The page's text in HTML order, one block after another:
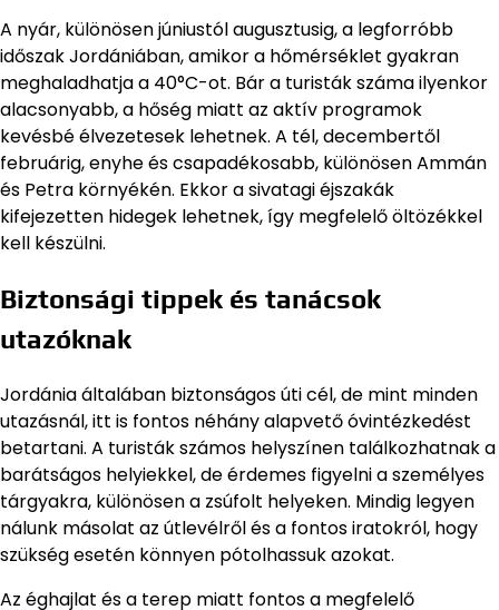
A nyár, különösen júniustól augusztusig, a legforróbb
időszak Jordániában, amikor a hőmérséklet gyakran
meghaladhatja a 40°C-ot. Bár a turisták száma ilyenkor
alacsonyabb, a hőség miatt az aktív programok
kevésbé élvezetesek lehetnek. A tél, decembertől
februárig, enyhe és csapadékosabb, különösen Ammán
és Petra környékén. Ekkor a sivatagi éjszakák
kifejezetten hidegek lehetnek, így megfelelő öltözékkel
kell készülni.
Biztonsági tippek és tanácsok
utazóknak
Jordánia általában biztonságos úti cél, de mint minden
utazásnál, itt is fontos néhány alapvető óvintézkedést
betartani. A turisták számos helyszínen találkozhatnak a
barátságos helyiekkel, de érdemes figyelni a személyes
tárgyakra, különösen a zsúfolt helyeken. Mindig legyen
nálunk másolat az útlevélről és a fontos iratokról, hogy
szükség esetén könnyen pótolhassuk azokat.
Az éghajlat és a terep miatt fontos a megfelelő